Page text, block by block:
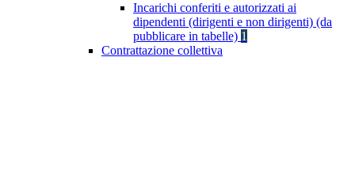
Incarichi conferiti e autorizzati ai
dipendenti (dirigenti e non dirigenti) (da
pubblicare in tabelle) 1
Contrattazione collettiva